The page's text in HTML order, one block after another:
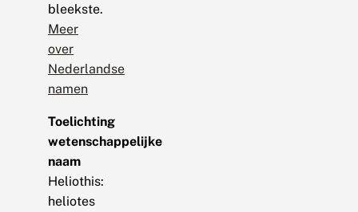
bleekste.
Meer
over
Nederlandse
namen
Toelichting
wetenschappelijke
naam
Heliothis:
heliotes